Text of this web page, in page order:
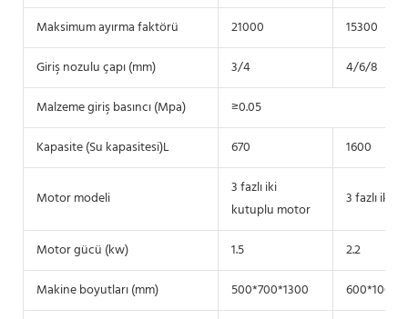
Maksimum ayırma faktörü
21000
15300
Giriş nozulu çapı (mm)
3/4
4/6/8
Malzeme giriş basıncı (Mpa)
≥0.05
Kapasite (Su kapasitesi)L
670 1600
Motor modeli
3 fazlı iki
kutuplu motor
3 fazlı iki
Motor gücü (kw) 1.5
2.2
Makine boyutları (mm)
500*700*1300